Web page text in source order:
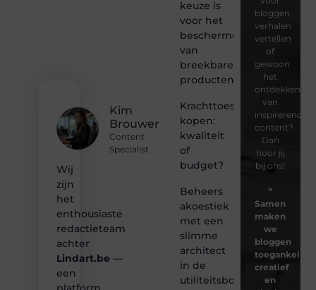
Kim
Brouwer
Content
Specialist
Wij
zijn
het
enthousiaste
redactieteam
achter
Lindart.be —
een
keuze is
voor het
beschermen
van
breekbare
producten
Krachttoestel
kopen:
kwaliteit
of
budget?
Beheers
akoestiek
met een
slimme
architect
in de
utiliteitsbouw
bloggen,
verhalen
vertellen
of
gewoon
het
ontdekken
van
inspirerende
content?
Dan
hoor jij
bij ons!
❝
Samen
maken
we
bloggen
toegankelijk,
creatief
en